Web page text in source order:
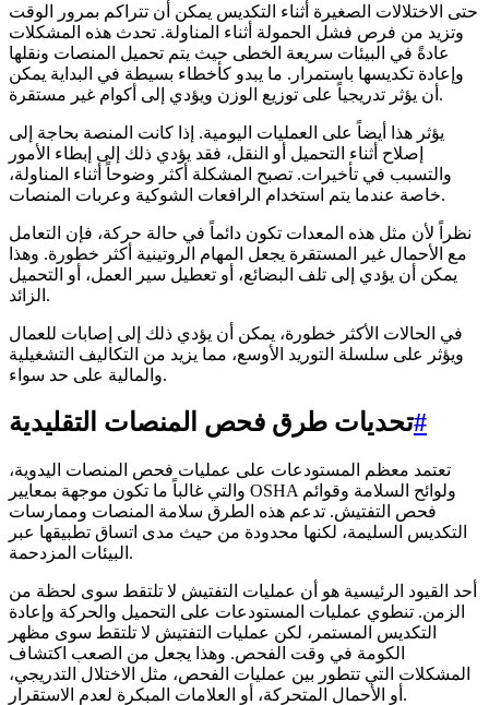
حتى الاختلالات الصغيرة أثناء التكديس يمكن أن تتراكم بمرور الوقت
وتزيد من فرص فشل الحمولة أثناء المناولة. تحدث هذه المشكلات
عادةً في البيئات سريعة الخطى حيث يتم تحميل المنصات ونقلها
وإعادة تكديسها باستمرار. ما يبدو كأخطاء بسيطة في البداية يمكن
أن يؤثر تدريجياً على توزيع الوزن ويؤدي إلى أكوام غير مستقرة.
يؤثر هذا أيضاً على العمليات اليومية. إذا كانت المنصة بحاجة إلى
إصلاح أثناء التحميل أو النقل، فقد يؤدي ذلك إلى إبطاء الأمور
والتسبب في تأخيرات. تصبح المشكلة أكثر وضوحاً أثناء المناولة،
خاصة عندما يتم استخدام الرافعات الشوكية وعربات المنصات.
نظراً لأن مثل هذه المعدات تكون دائماً في حالة حركة، فإن التعامل
مع الأحمال غير المستقرة يجعل المهام الروتينية أكثر خطورة. وهذا
يمكن أن يؤدي إلى تلف البضائع، أو تعطيل سير العمل، أو التحميل
الزائد.
في الحالات الأكثر خطورة، يمكن أن يؤدي ذلك إلى إصابات للعمال
ويؤثر على سلسلة التوريد الأوسع، مما يزيد من التكاليف التشغيلية
والمالية على حد سواء.
تحديات طرق فحص المنصات التقليدية#
تعتمد معظم المستودعات على عمليات فحص المنصات اليدوية،
والتي غالباً ما تكون موجهة بمعايير OSHA ولوائح السلامة وقوائم
فحص التفتيش. تدعم هذه الطرق سلامة المنصات وممارسات
التكديس السليمة، لكنها محدودة من حيث مدى اتساق تطبيقها عبر
البيئات المزدحمة.
أحد القيود الرئيسية هو أن عمليات التفتيش لا تلتقط سوى لحظة من
الزمن. تنطوي عمليات المستودعات على التحميل والحركة وإعادة
التكديس المستمر، لكن عمليات التفتيش لا تلتقط سوى مظهر
الكومة في وقت الفحص. وهذا يجعل من الصعب اكتشاف
المشكلات التي تتطور بين عمليات الفحص، مثل الاختلال التدريجي،
أو الأحمال المتحركة، أو العلامات المبكرة لعدم الاستقرار.